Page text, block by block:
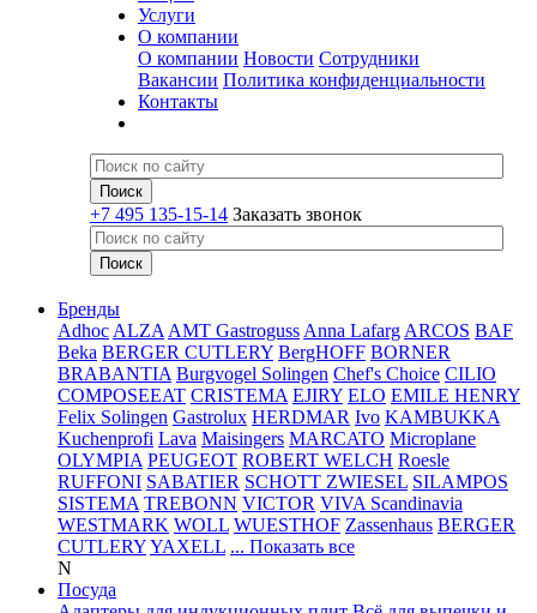
Услуги
О компании
О компании Новости Сотрудники
Вакансии Политика конфиденциальности
Контакты
+7 495 135-15-14 Заказать звонок
Бренды
Adhoc ALZA AMT Gastroguss Anna Lafarg ARCOS BAF
Beka BERGER CUTLERY BergHOFF BORNER
BRABANTIA Burgvogel Solingen Chef's Choice CILIO
COMPOSEEAT CRISTEMA EJIRY ELO EMILE HENRY
Felix Solingen Gastrolux HERDMAR Ivo KAMBUKKA
Kuchenprofi Lava Maisingers MARCATO Microplane
OLYMPIA PEUGEOT ROBERT WELCH Roesle
RUFFONI SABATIER SCHOTT ZWIESEL SILAMPOS
SISTEMA TREBONN VICTOR VIVA Scandinavia
WESTMARK WOLL WUESTHOF Zassenhaus BERGER
CUTLERYYAXELL ... Показать все
N
Посуда